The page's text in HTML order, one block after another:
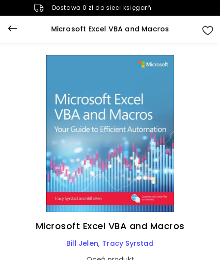
Dostawa 0 zł do sieci księgarń
Microsoft Excel VBA and Macros
Microsoft Excel VBA and Macros
Bill Jelen Tracy Syrstad